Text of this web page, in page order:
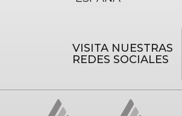
VISITA NUESTRAS
REDES SOCIALES